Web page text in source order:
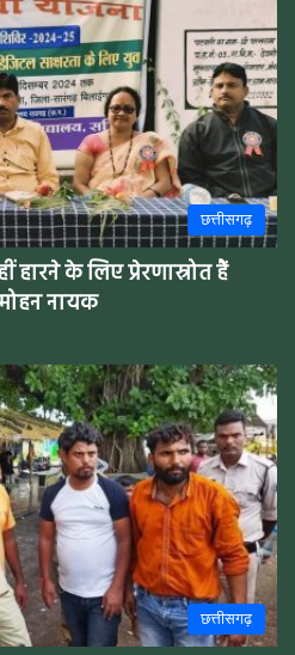
छत्तीसगढ़
हारने के लिए प्रेरणास्रोत हैं
नायक
छत्तीसगढ़